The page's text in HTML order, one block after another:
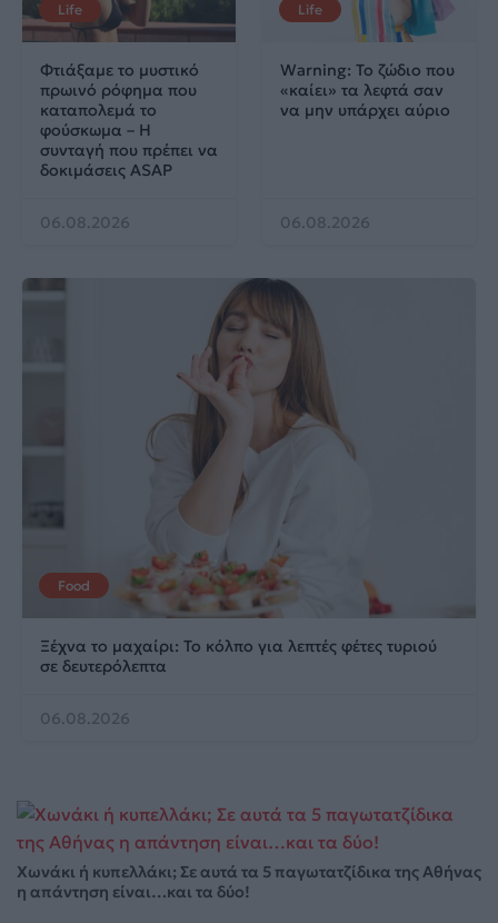
Life
Φτιάξαμε το μυστικό
πρωινό ρόφημα που
καταπολεμά το
φούσκωμα – Η
συνταγή που πρέπει να
δοκιμάσεις ASAP
06.08.2026
Life
Warning: Το ζώδιο που
«καίει» τα λεφτά σαν
να μην υπάρχει αύριο
06.08.2026
Food
Ξέχνα το μαχαίρι: Το κόλπο για λεπτές φέτες τυριού
σε δευτερόλεπτα
06.08.2026
Χωνάκι ή κυπελλάκι; Σε αυτά τα 5 παγωτατζίδικα της Αθήνας
η απάντηση είναι…και τα δύο!